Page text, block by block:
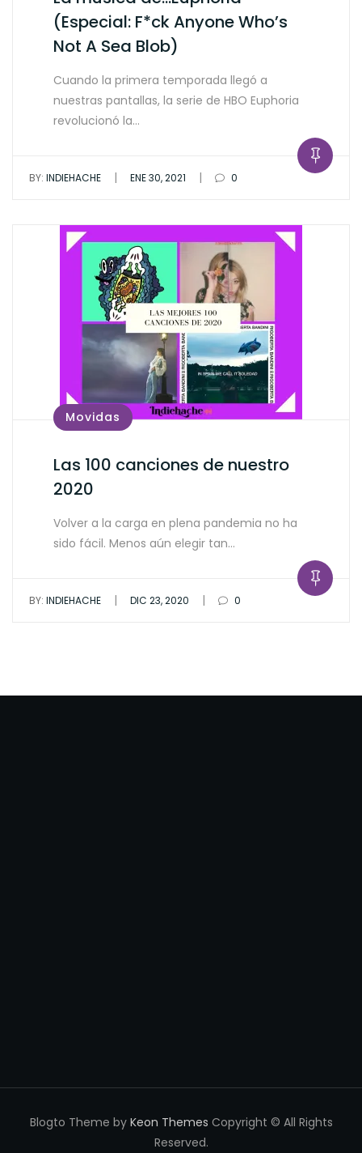
(Especial: F*ck Anyone Who’s
Not A Sea Blob)
Cuando la primera temporada llegó a
nuestras pantallas, la serie de HBO Euphoria
revolucionó la…
BY: INDIEHACHE | ENE 30, 2021 | 0
Movidas
Las 100 canciones de nuestro
2020
Volver a la carga en plena pandemia no ha
sido fácil. Menos aún elegir tan…
BY: INDIEHACHE | DIC 23, 2020 | 0
Blogto Theme by Keon Themes Copyright © All Rights
Reserved.